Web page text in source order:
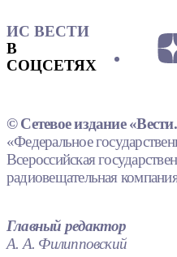
ИС ВЕСТИ
В
СОЦСЕТЯХ
© Сетевое издание
«Федеральное
Всероссийская
радиовещательная
Главный редактор
А. А. Филипповский